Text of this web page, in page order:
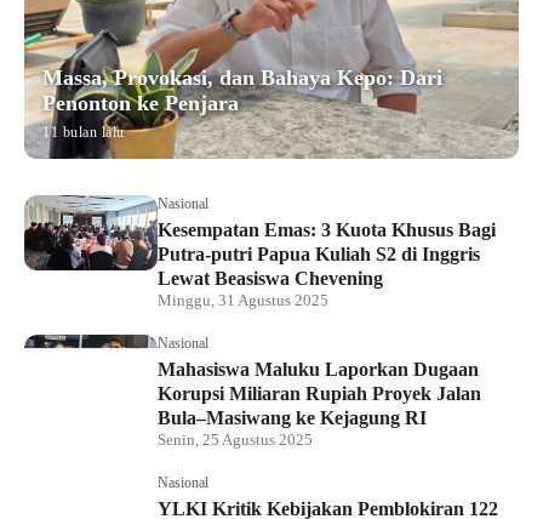
Massa, Provokasi, dan Bahaya Kepo: Dari
Penonton ke Penjara
11 bulan lalu
Nasional
Kesempatan Emas: 3 Kuota Khusus Bagi
Putra-putri Papua Kuliah S2 di Inggris
Lewat Beasiswa Chevening
Minggu, 31 Agustus 2025
Nasional
Mahasiswa Maluku Laporkan Dugaan
Korupsi Miliaran Rupiah Proyek Jalan
Bula–Masiwang ke Kejagung RI
Senin, 25 Agustus 2025
Nasional
YLKI Kritik Kebijakan Pemblokiran 122